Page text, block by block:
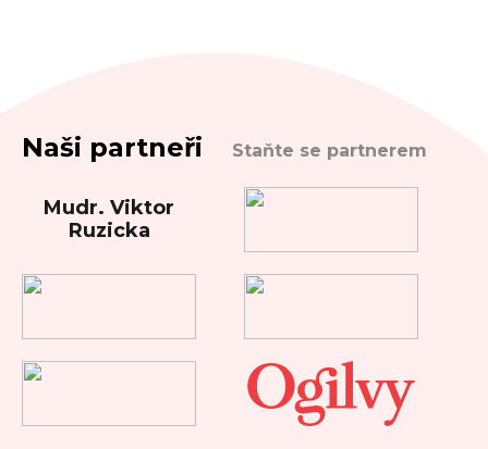
Naši partneři Staňte se partnerem
Mudr. Viktor
Ruzicka